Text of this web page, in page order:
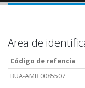
Area de
Código de refencia
BUA-AMB 0085507